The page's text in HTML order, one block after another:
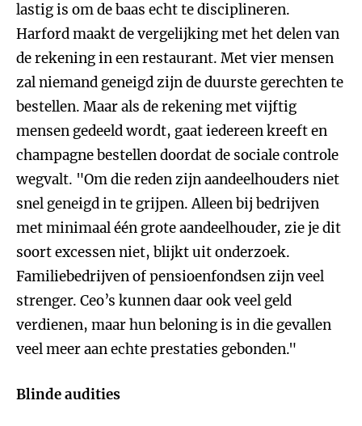
lastig is om de baas echt te disciplineren.
Harford maakt de vergelijking met het delen van
de rekening in een restaurant. Met vier mensen
zal niemand geneigd zijn de duurste gerechten te
bestellen. Maar als de rekening met vijftig
mensen gedeeld wordt, gaat iedereen kreeft en
champagne bestellen doordat de sociale controle
wegvalt. "Om die reden zijn aandeelhouders niet
snel geneigd in te grijpen. Alleen bij bedrijven
met minimaal één grote aandeelhouder, zie je dit
soort excessen niet, blijkt uit onderzoek.
Familiebedrijven of pensioenfondsen zijn veel
strenger. Ceo’s kunnen daar ook veel geld
verdienen, maar hun beloning is in die gevallen
veel meer aan echte prestaties gebonden."
Blinde audities